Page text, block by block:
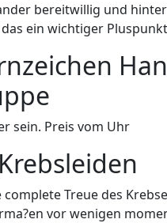
bereitwillig und
ein wichtiger
sein. Preis vom Uhr
complete Treue des
vor wenigen